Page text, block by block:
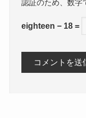
数字
eighteen − 18 =